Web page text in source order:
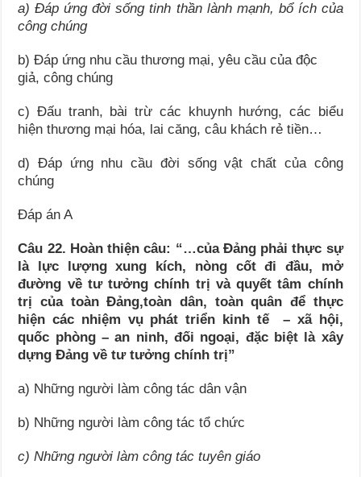
a) Đáp ứng đời sống tinh thần lành mạnh, bổ ích của
công chúng
b) Đáp ứng nhu cầu thương mại, yêu cầu của độc
giả, công chúng
c) Đấu tranh, bài trừ các khuynh hướng, các biểu
hiện thương mại hóa, lai căng, câu khách rẻ tiền…
d) Đáp ứng nhu cầu đời sống vật chất của công
chúng
Đáp án A
Câu 22. Hoàn thiện câu: “…của Đảng phải thực sự
là lực lượng xung kích, nòng cốt đi đầu, mở
đường về tư tưởng chính trị và quyết tâm chính
trị của toàn Đảng,toàn dân, toàn quân để thực
hiện các nhiệm vụ phát triển kinh tế – xã hội,
quốc phòng – an ninh, đối ngoại, đặc biệt là xây
dựng Đảng về tư tưởng chính trị”
a) Những người làm công tác dân vận
b) Những người làm công tác tổ chức
c) Những người làm công tác tuyên giáo